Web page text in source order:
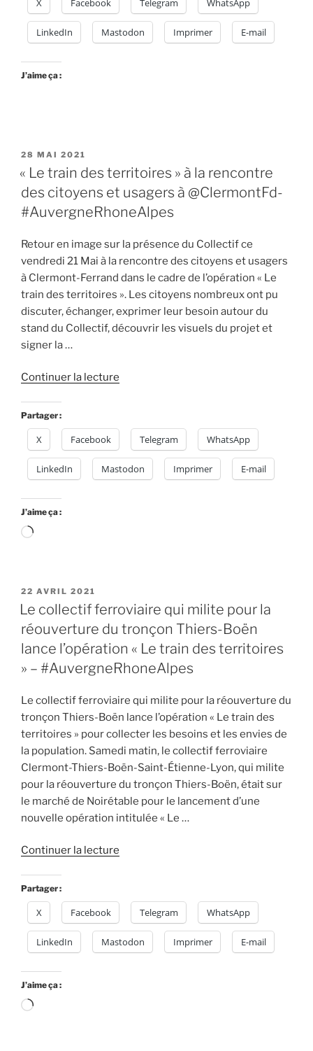
territoires
sera
ce
Saint-
Etienne
Châteaucreux
18h00
avec
le
collectif
Vélorution
–
X Facebook Telegram WhatsApp
LinkedIn Mastodon Imprimer E-mail
J’aime ça :
PUBLIÉ
LE
28 MAI 2021
« Le train des territoires » à la rencontre
des citoyens et usagers à @ClermontFd-
#AuvergneRhoneAlpes
Retour en image sur la présence du Collectif ce
vendredi 21 Mai à la rencontre des citoyens et usagers
à Clermont-Ferrand dans le cadre de l’opération « Le
train des territoires ». Les citoyens nombreux ont pu
discuter, échanger, exprimer leur besoin autour du
stand du Collectif, découvrir les visuels du projet et
signer la …
Continuer la lecture
train
territoires
»
à
@ClermontFd-
#AuvergneRhoneAlpes »
Partager :
X Facebook Telegram WhatsApp
LinkedIn Mastodon Imprimer E-mail
J’aime ça :
Chargement…
PUBLIÉ
LE
22 AVRIL 2021
Le collectif ferroviaire qui milite pour la
réouverture du tronçon Thiers-Boën
lance l’opération « Le train des territoires
» – #AuvergneRhoneAlpes
Le collectif ferroviaire qui milite pour la réouverture du
tronçon Thiers-Boën lance l’opération « Le train des
territoires » pour collecter les besoins et les envies de
la population. Samedi matin, le collectif ferroviaire
Clermont-Thiers-Boën-Saint-Étienne-Lyon, qui milite
pour la réouverture du tronçon Thiers-Boën, était sur
le marché de Noirétable pour le lancement d’une
nouvelle opération intitulée « Le …
Continuer la lecture
ferroviaire
milite
pour
Partager :
X Facebook Telegram WhatsApp
LinkedIn Mastodon Imprimer E-mail
J’aime ça :
Chargement…